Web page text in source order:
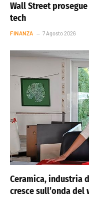
Wall Street
tech
FINANZA 7 Agosto 2026
Ceramica, industria
cresce sull’onda del